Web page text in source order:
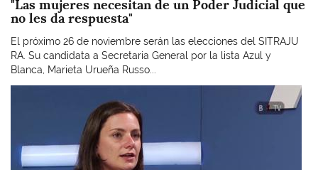
"Las mujeres necesitan de un Poder Judicial que
no les da respuesta"
El próximo 26 de noviembre serán las elecciones del SITRAJU
RA. Su candidata a Secretaria General por la lista Azul y
Blanca, Marieta Urueña Russo...